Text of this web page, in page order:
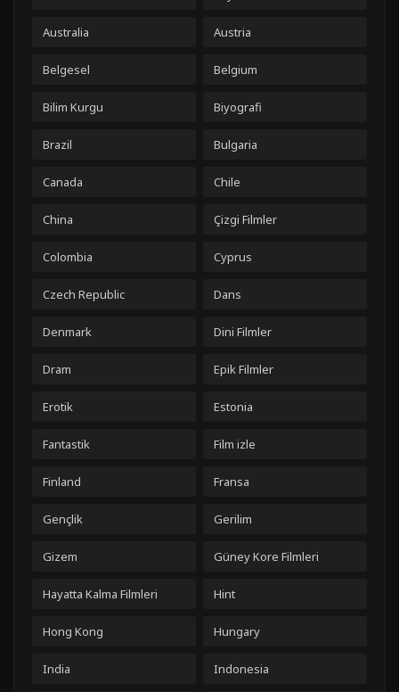
Australia Austria
Belgesel Belgium
Bilim Kurgu Biyografi
Brazil Bulgaria
Canada Chile
China Çizgi Filmler
Colombia Cyprus
Czech Republic Dans
Denmark Dini Filmler
Dram Epik Filmler
Erotik Estonia
Fantastik Film izle
Finland Fransa
Gençlik Gerilim
Gizem Güney Kore Filmleri
Hayatta Kalma Filmleri Hint
Hong Kong Hungary
India Indonesia